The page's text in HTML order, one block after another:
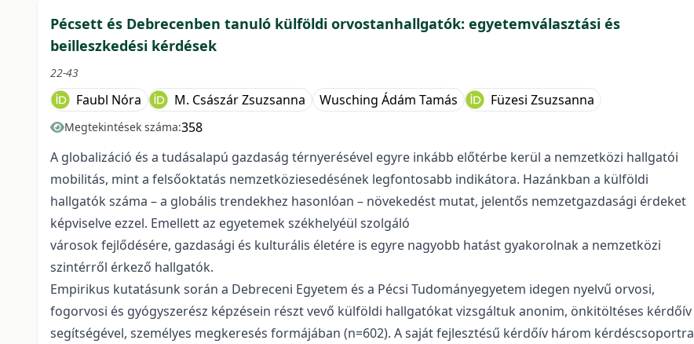
Pécsett és Debrecenben tanuló külföldi orvostanhallgatók: egyetemválasztási és
beilleszkedési kérdések
22-43
Faubl Nóra M. Császár Zsuzsanna Wusching Ádám Tamás Füzesi Zsuzsanna
Megtekintések száma:358
A globalizáció és a tudásalapú gazdaság térnyerésével egyre inkább előtérbe kerül a nemzetközi hallgatói
mobilitás, mint a felsőoktatás nemzetköziesedésének legfontosabb indikátora. Hazánkban a külföldi
hallgatók száma – a globális trendekhez hasonlóan – növekedést mutat, jelentős nemzetgazdasági érdeket
képviselve ezzel. Emellett az egyetemek székhelyéül szolgáló
városok fejlődésére, gazdasági és kulturális életére is egyre nagyobb hatást gyakorolnak a nemzetközi
szintérről érkező hallgatók.
Empirikus kutatásunk során a Debreceni Egyetem és a Pécsi Tudományegyetem idegen nyelvű orvosi,
fogorvosi és gyógyszerész képzésein részt vevő külföldi hallgatókat vizsgáltuk anonim, önkitöltéses kérdőív
segítségével, személyes megkeresés formájában (n=602). A saját fejlesztésű kérdőív három kérdéscsoportra